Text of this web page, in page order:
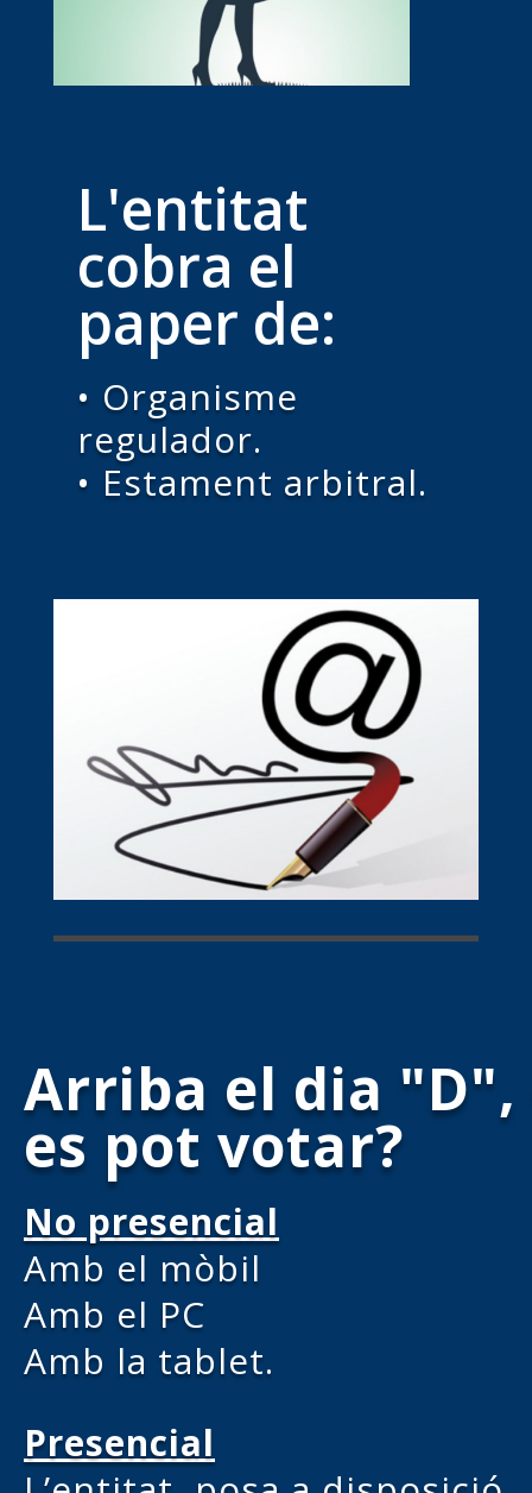
L'entitat
cobra el
paper de:
• Organisme
regulador.
• Estament arbitral.
Arriba el dia "D",
es pot votar?
No presencial
Amb el mòbil
Amb el PC
Amb la tablet.
Presencial